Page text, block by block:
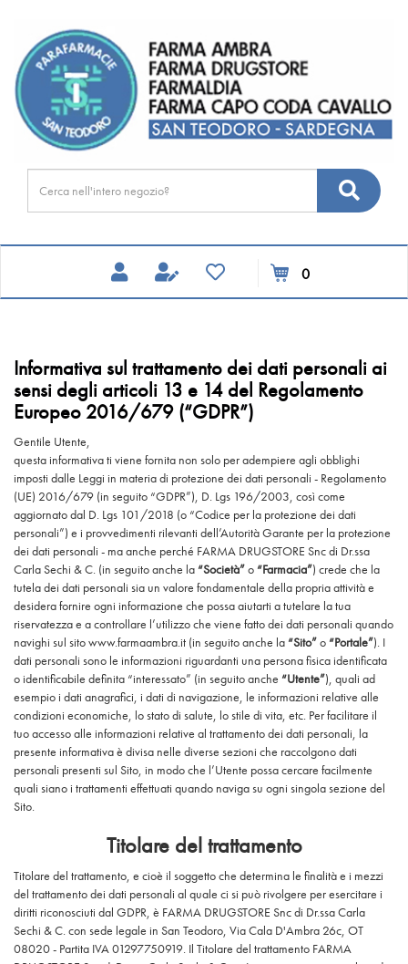
contenuto
principale
DRUGSTORE
Prodotto
0
prodotti
inseriti
Informativa sul trattamento dei dati personali ai
sensi degli articoli 13 e 14 del Regolamento
Europeo 2016/679 (“GDPR”)
Gentile Utente,
questa informativa ti viene fornita non solo per adempiere agli obblighi
imposti dalle Leggi in materia di protezione dei dati personali - Regolamento
(UE) 2016/679 (in seguito “GDPR”), D. Lgs 196/2003, così come
aggiornato dal D. Lgs 101/2018 (o “Codice per la protezione dei dati
personali”) e i provvedimenti rilevanti dell’Autorità Garante per la protezione
dei dati personali - ma anche perché FARMA DRUGSTORE Snc di Dr.ssa
Carla Sechi & C. (in seguito anche la “Società”o “Farmacia”) crede che la
tutela dei dati personali sia un valore fondamentale della propria attività e
desidera fornire ogni informazione che possa aiutarti a tutelare la tua
riservatezza e a controllare l’utilizzo che viene fatto dei dati personali quando
navighi sul sito www.farmaambra.it (in seguito anche la “Sito”o “Portale”). I
dati personali sono le informazioni riguardanti una persona fisica identificata
o identificabile definita “interessato” (in seguito anche “Utente”), quali ad
esempio i dati anagrafici, i dati di navigazione, le informazioni relative alle
condizioni economiche, lo stato di salute, lo stile di vita, etc. Per facilitare il
tuo accesso alle informazioni relative al trattamento dei dati personali, la
presente informativa è divisa nelle diverse sezioni che raccolgono dati
personali presenti sul Sito, in modo che l’Utente possa cercare facilmente
quali siano i trattamenti effettuati quando naviga su ogni singola sezione del
Sito.
Titolare del trattamento
Titolare del trattamento, e cioè il soggetto che determina le finalità e i mezzi
del trattamento dei dati personali al quale ci si può rivolgere per esercitare i
diritti riconosciuti dal GDPR, è FARMA DRUGSTORE Snc di Dr.ssa Carla
Sechi & C. con sede legale in San Teodoro, Via Cala D'Ambra 26c, OT
08020 - Partita IVA 01297750919. Il Titolare del trattamento FARMA